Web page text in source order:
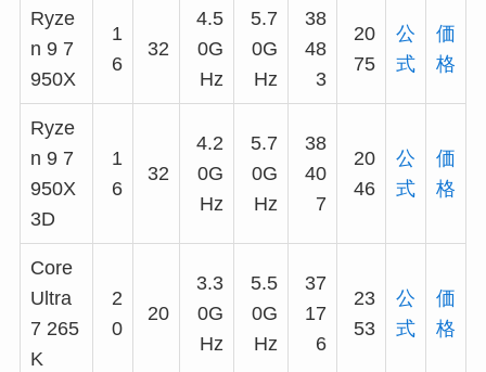
Ryze
n 9 7
950X
1
6
32
4.5
0G
Hz
5.7
0G
Hz
38
48
3
20
75
公
式
価
格
Ryze
n 9 7
950X
3D
1
6
32
4.2
0G
Hz
5.7
0G
Hz
38
40
7
20
46
公
式
価
格
Core
Ultra
7 265
K
2
0
20
3.3
0G
Hz
5.5
0G
Hz
37
17
6
23
53
公
式
価
格